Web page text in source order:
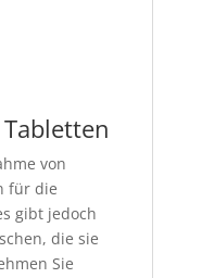
von
für die
gibt jedoch
die sie
Sie